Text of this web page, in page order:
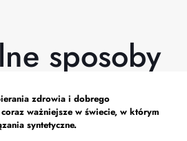
sposoby
zdrowia i dobrego
ważniejsze w świecie, w którym
syntetyczne.